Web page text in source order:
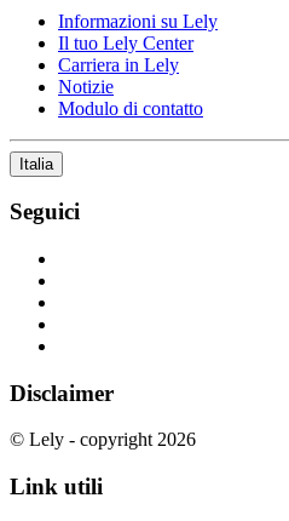
Informazioni su Lely
Il tuo Lely Center
Carriera in Lely
Notizie
Modulo di contatto
Italia
Seguici
Disclaimer
© Lely - copyright 2026
Link utili